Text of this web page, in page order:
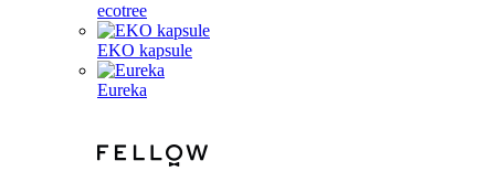
ecotree
EKO kapsule
Eureka